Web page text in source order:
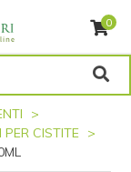
0
PER CISTITE